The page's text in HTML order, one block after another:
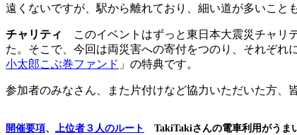
遠くないですが、駅から離れており、細い道が多いこと
チャリティ
このイベントはずっと東日本大震災チャリ
た。そこで、今回は両災害への寄付をつのり、それぞれ
小太郎こぶ巻ファンド 」の特典です。
参加者のみなさん、また片付けなど協力いただいた方、
開催要項、 上位者３人のルート TakiTakiさんの電車利用がうま